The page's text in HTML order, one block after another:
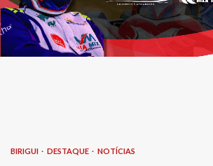
BIRIGUI DESTAQUE NOTÍCIAS